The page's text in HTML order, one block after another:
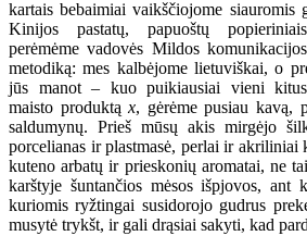
kartais bebaimiai vaikščiojome siauromis
Kinijos pastatų, papuoštų
perėmėme vadovės Mildos
metodiką: mes kalbėjome lietuviškai, o
jūs manot – kuo puikiausiai vieni kitus
maisto produktąx, gėrėme pusiau kavą,
saldumynų. Prieš mūsų akis mirgėjo
porcelianas ir plastmasė, perlai ir akriliniai
kuteno arbatų ir prieskonių aromatai, ne
karštyje šuntančios mėsos išpjovos, ant
kuriomis ryžtingai susidorojo gudrus
musytė trykšt, ir gali drąsiai sakyti, kad